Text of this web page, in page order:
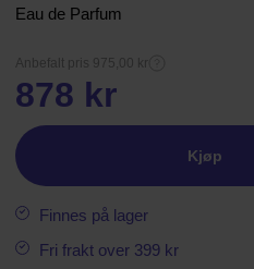
Eau de Parfum
Anbefalt pris 975,00 kr
878 kr
Kjøp
Finnes på lager
Fri frakt over 399 kr